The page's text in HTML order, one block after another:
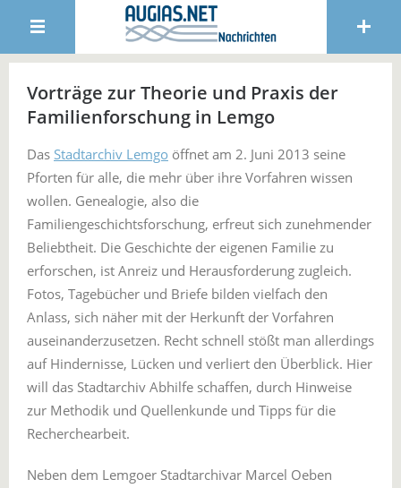
Vorträge zur Theorie und Praxis der
Familienforschung in Lemgo
Das Stadtarchiv Lemgo öffnet am 2. Juni 2013 seine
Pforten für alle, die mehr über ihre Vorfahren wissen
wollen. Genealogie, also die
Familiengeschichtsforschung, erfreut sich zunehmender
Beliebtheit. Die Geschichte der eigenen Familie zu
erforschen, ist Anreiz und Herausforderung zugleich.
Fotos, Tagebücher und Briefe bilden vielfach den
Anlass, sich näher mit der Herkunft der Vorfahren
auseinanderzusetzen. Recht schnell stößt man allerdings
auf Hindernisse, Lücken und verliert den Überblick. Hier
will das Stadtarchiv Abhilfe schaffen, durch Hinweise
zur Methodik und Quellenkunde und Tipps für die
Recherchearbeit.
Neben dem Lemgoer Stadtarchivar Marcel Oeben